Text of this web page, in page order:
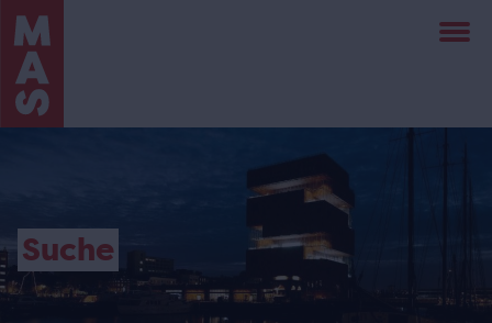
Direkt
zum
Inhalt
Suche